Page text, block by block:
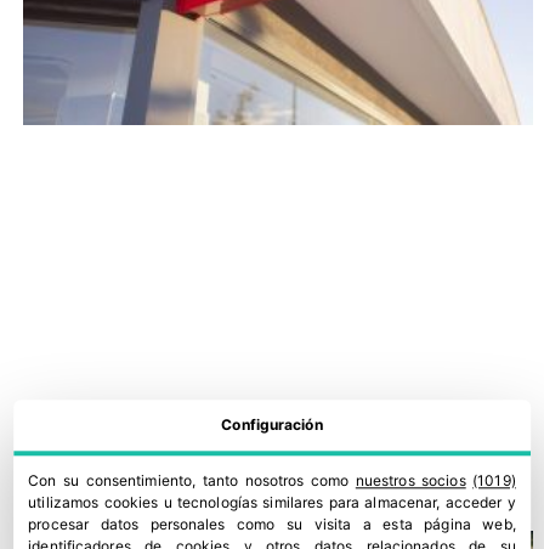
Dia España acelera su crecimiento y gana cuota en el primer
semestre
30 julio, 2026
Configuración
Con su consentimiento, tanto nosotros como nuestros socios (1019)
utilizamos cookies u tecnologías similares para almacenar, acceder y
procesar datos personales como su visita a esta página web,